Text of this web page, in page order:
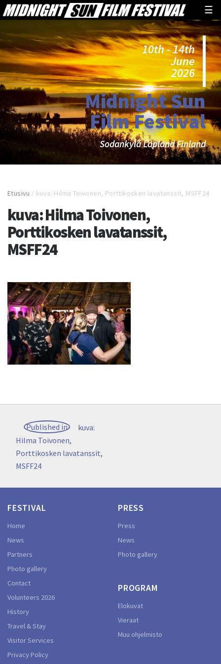
☰
10th - 14th
June
2026
Midnight Sun
Film Festival
Sodankylä Lapland Finland
Etusivu / kuva: Hilma Toivonen, Porttikosken lavatanssit, MSFF24
kuva: Hilma Toivonen,
Porttikosken lavatanssit,
MSFF24
Post
navigation
Published in
kuva:
Hilma Toivonen,
Porttikosken lavatanssit,
MSFF24
FESTIVAL
Home
News
Partners
Photo gallery
Contact
Volunteers 2026
History
Travel & Stay
Visitor Services
Privacy Policy
PRESS
Press
News
Photo gallery
PROGRAM
Elokuvat
Vieraat
Muu ohjelmisto